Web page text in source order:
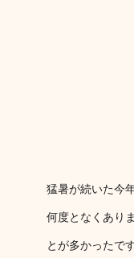
猛暑が続いた今
何度となくあり
とが多かったです